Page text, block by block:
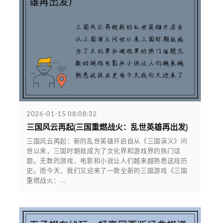
2026-01-15 08:08:32
三国风云再起(三国重燃战火：乱世英雄再出发)
三国风云再起：新的乱世英雄开启自从《三国演义》问
世以来，三国时期就成为了文化界和游戏界的热门话
题。无数的游戏、电影和小说让人们越来越熟悉这段历
史。而今天，我们又迎来了一款全新的三国游戏《三国
重燃战火：...